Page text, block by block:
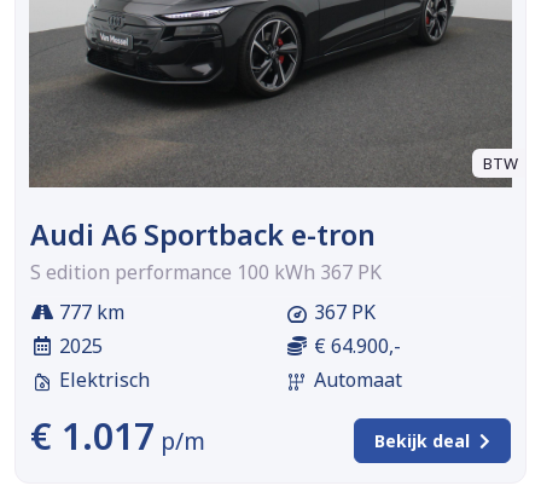
BTW
Audi A6 Sportback e-tron
S edition performance 100 kWh 367 PK
777 km
2025
Elektrisch
367 PK
€ 64.900,-
Automaat
€ 1.017 p/m Bekijk deal